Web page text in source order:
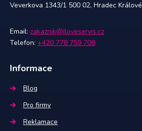
Veverkova 1343/1 500 02, Hradec Králové
Email: zakaznik@iloveservis.cz
Telefon: +420 778 759 708
Informace
Blog
Pro firmy
Reklamace